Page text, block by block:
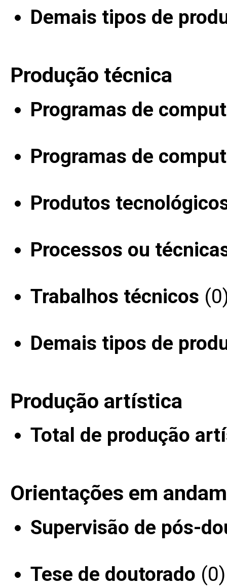
Demais tipos de
Produção técnica
Programas de
Programas de
Produtos
Processos ou
Trabalhos técnicos
Demais tipos de
Produção artística
Total de produção
Orientações em
Supervisão de pós-
Tese de doutorado (0)